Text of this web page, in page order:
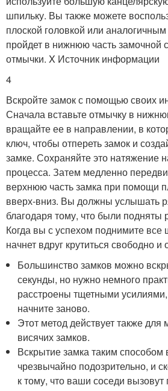
шпильку. Вы также можете
плоской головкой или
пройдет в нижнюю часть замочной
отмычки. X Источник информации
4
Вскройте замок с помощью своих
Сначала вставьте отмычку в
вращайте ее в направлении, в
ключ, чтобы отпереть замок и
замке. Сохраняйте это натяжение
процесса. Затем медленно
верхнюю часть замка при помощи
вверх-вниз. Вы должны услышать
благодаря тому, что были
Когда вы с успехом поднимите
начнет вдруг крутиться свободно и
Большинство замков можно
секунды, но нужно немного
расстроены тщетными усилиями,
начните заново.
Этот метод действует также для
висячих замков.
Вскрытие замка таким способом
чрезвычайно подозрительно, и
к тому, что ваши соседи